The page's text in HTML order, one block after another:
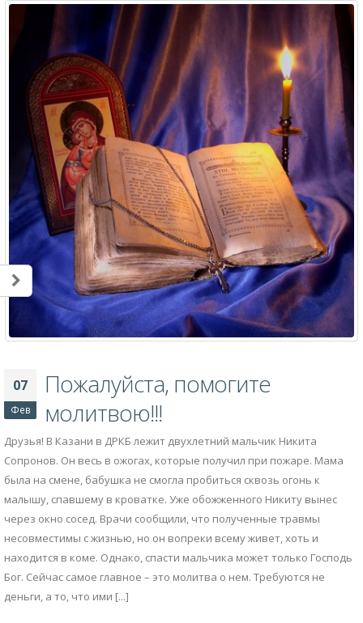
07
Фев
Пожалуйста, помогите
молитвою!!!
Друзья! В Казани в ДРКБ лежит двухлетний мальчик Никита
Сопронов. Он весь в ожогах, которые получил при пожаре. Мама
была на смене, бабушка не смогла пробиться сквозь огонь к
малышу, спавшему в кроватке. Уже обожженного Никиту вынес
через окно сосед. Врачи сообщили, что полученные травмы
несовместимы с жизнью, но он вопреки всему живет, хоть и
находится в коме. Однако, спасти мальчика может только Господь
Бог. Сейчас самое главное – это молитва о нем. Требуются не
деньги, а то, что ими [...]